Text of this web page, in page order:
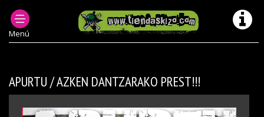
Menú
MUSICA PUNK OI! Y +
DISCOS DE VINILO PUNK OI
DISCOS DE VINILO PUNK OI LP
APURTU / AZKEN DANTZARAKO PREST!!!